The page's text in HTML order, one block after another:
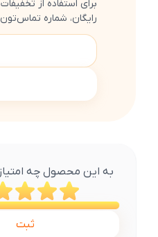
برای استفاده از
رایگان، شماره
به این محصول چه
ثبت